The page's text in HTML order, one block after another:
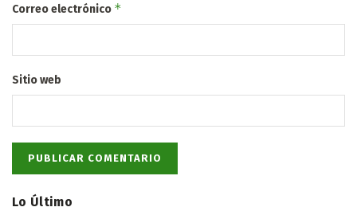
Correo electrónico *
Sitio web
Lo Último